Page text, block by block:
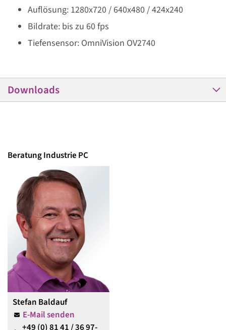
Auflösung: 1280x720 / 640x480 / 424x240
Bildrate: bis zu 60 fps
Tiefensensor: OmniVision OV2740
Downloads
Beratung Industrie PC
Stefan Baldauf
E-Mail senden
+49 (0) 81 41 / 36 97-